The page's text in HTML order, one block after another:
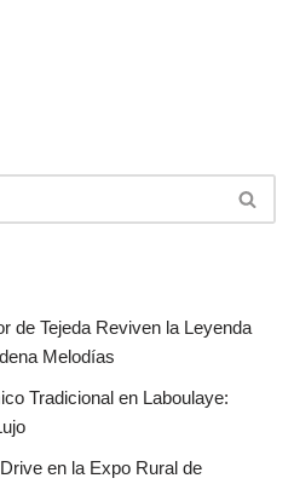
de Tejeda Reviven la Leyenda
Melodías
Tradicional en Laboulaye:
en la Expo Rural de